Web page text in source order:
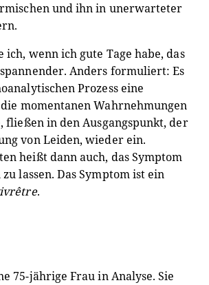
und ihn in unerwarteter
wenn ich gute Tage habe, das
Anders formuliert: Es
Prozess eine
momentanen Wahrnehmungen
fließen in den Ausgangspunkt, der
von Leiden, wieder ein.
heißt dann auch, das Symptom
lassen. Das Symptom ist ein
.
75-jährige Frau in Analyse. Sie